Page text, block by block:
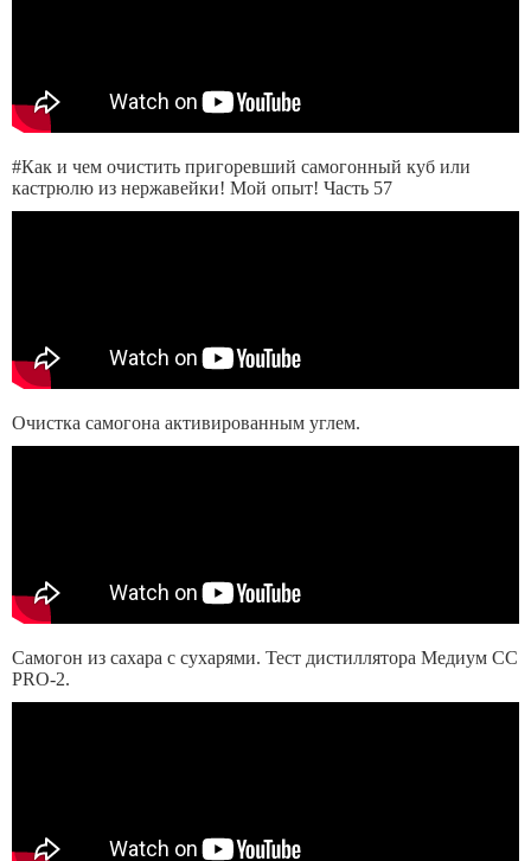
#Как и чем очистить пригоревший самогонный куб или
кастрюлю из нержавейки! Мой опыт! Часть 57
Очистка самогона активированным углем.
Самогон из сахара с сухарями. Тест дистиллятора Медиум СС
PRO-2.